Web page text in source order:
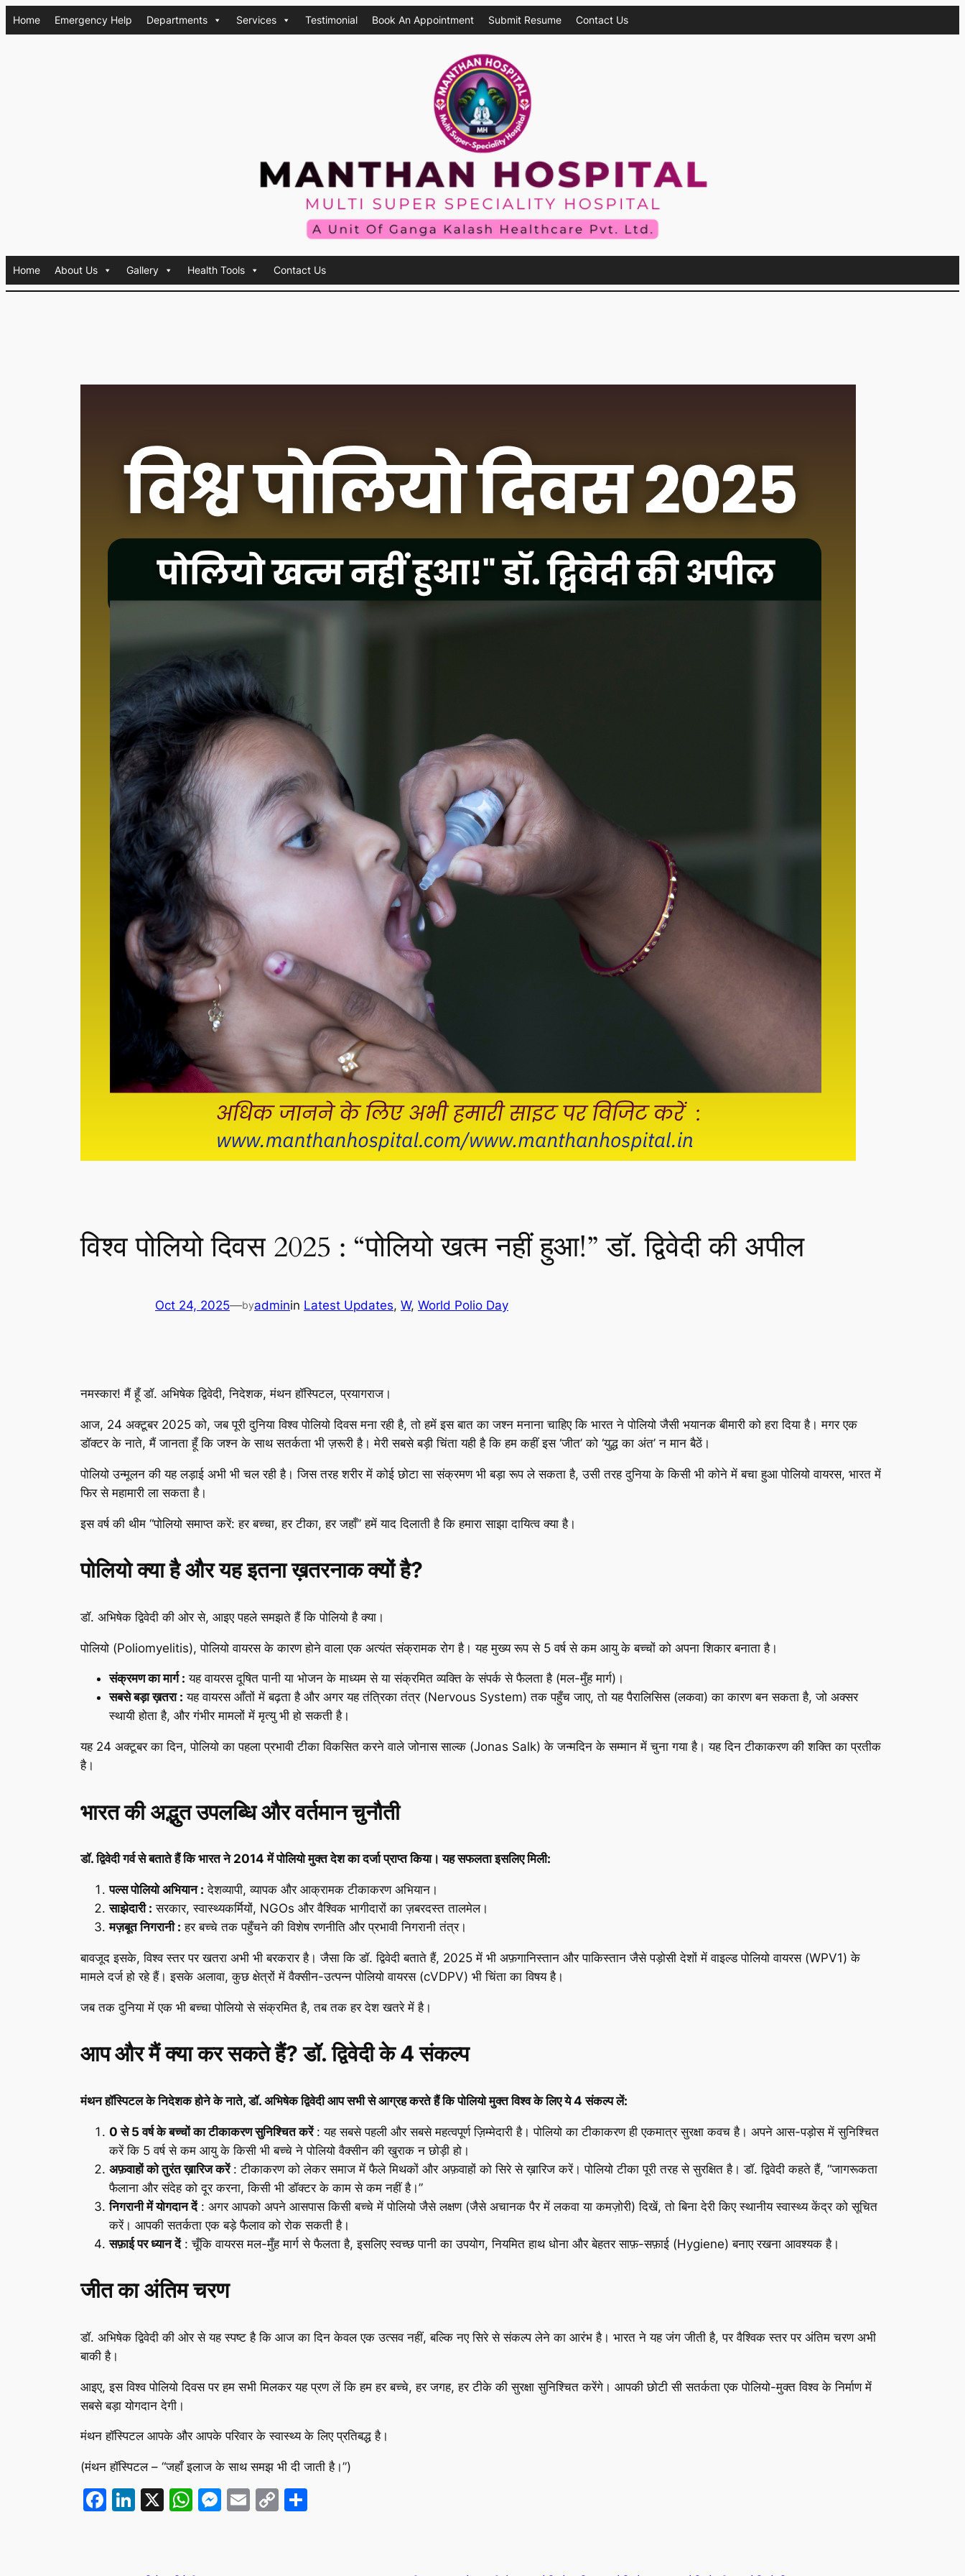
Skip
to
Home Emergency Help Departments Services Testimonial Book An Appointment Submit Resume Contact Us
Home About Us Gallery Health Tools Contact Us
विश्व पोलियो दिवस 2025 : “पोलियो खत्म नहीं हुआ!” डॉ. द्विवेदी की अपील
Oct 24, 2025—byadminin Latest Updates, W, World Polio Day
नमस्कार! मैं हूँ डॉ. अभिषेक द्विवेदी, निदेशक, मंथन हॉस्पिटल, प्रयागराज।
आज, 24 अक्टूबर 2025 को, जब पूरी दुनिया विश्व पोलियो दिवस मना रही है, तो हमें इस बात का जश्न मनाना चाहिए कि भारत ने पोलियो जैसी भयानक बीमारी को हरा दिया है। मगर एक
डॉक्टर के नाते, मैं जानता हूँ कि जश्न के साथ सतर्कता भी ज़रूरी है। मेरी सबसे बड़ी चिंता यही है कि हम कहीं इस ‘जीत’ को ‘युद्ध का अंत’ न मान बैठें।
पोलियो उन्मूलन की यह लड़ाई अभी भी चल रही है। जिस तरह शरीर में कोई छोटा सा संक्रमण भी बड़ा रूप ले सकता है, उसी तरह दुनिया के किसी भी कोने में बचा हुआ पोलियो वायरस, भारत में
फिर से महामारी ला सकता है।
इस वर्ष की थीम “पोलियो समाप्त करें: हर बच्चा, हर टीका, हर जहाँ” हमें याद दिलाती है कि हमारा साझा दायित्व क्या है।
पोलियो क्या है और यह इतना ख़तरनाक क्यों है?
डॉ. अभिषेक द्विवेदी की ओर से, आइए पहले समझते हैं कि पोलियो है क्या।
पोलियो (Poliomyelitis), पोलियो वायरस के कारण होने वाला एक अत्यंत संक्रामक रोग है। यह मुख्य रूप से 5 वर्ष से कम आयु के बच्चों को अपना शिकार बनाता है।
संक्रमण का मार्ग : यह वायरस दूषित पानी या भोजन के माध्यम से या संक्रमित व्यक्ति के संपर्क से फैलता है (मल-मुँह मार्ग)।
सबसे बड़ा ख़तरा : यह वायरस आँतों में बढ़ता है और अगर यह तंत्रिका तंत्र (Nervous System) तक पहुँच जाए, तो यह पैरालिसिस (लकवा) का कारण बन सकता है, जो अक्सर
स्थायी होता है, और गंभीर मामलों में मृत्यु भी हो सकती है।
यह 24 अक्टूबर का दिन, पोलियो का पहला प्रभावी टीका विकसित करने वाले जोनास साल्क (Jonas Salk) के जन्मदिन के सम्मान में चुना गया है। यह दिन टीकाकरण की शक्ति का प्रतीक
है।
भारत की अद्भुत उपलब्धि और वर्तमान चुनौती
डॉ. द्विवेदी गर्व से बताते हैं कि भारत ने 2014 में पोलियो मुक्त देश का दर्जा प्राप्त किया। यह सफलता इसलिए मिली:
पल्स पोलियो अभियान : देशव्यापी, व्यापक और आक्रामक टीकाकरण अभियान।
साझेदारी : सरकार, स्वास्थ्यकर्मियों, NGOs और वैश्विक भागीदारों का ज़बरदस्त तालमेल।
मज़बूत निगरानी : हर बच्चे तक पहुँचने की विशेष रणनीति और प्रभावी निगरानी तंत्र।
बावजूद इसके, विश्व स्तर पर खतरा अभी भी बरकरार है। जैसा कि डॉ. द्विवेदी बताते हैं, 2025 में भी अफ़गानिस्तान और पाकिस्तान जैसे पड़ोसी देशों में वाइल्ड पोलियो वायरस (WPV1) के
मामले दर्ज हो रहे हैं। इसके अलावा, कुछ क्षेत्रों में वैक्सीन-उत्पन्न पोलियो वायरस (cVDPV) भी चिंता का विषय है।
जब तक दुनिया में एक भी बच्चा पोलियो से संक्रमित है, तब तक हर देश खतरे में है।
आप और मैं क्या कर सकते हैं? डॉ. द्विवेदी के 4 संकल्प
मंथन हॉस्पिटल के निदेशक होने के नाते, डॉ. अभिषेक द्विवेदी आप सभी से आग्रह करते हैं कि पोलियो मुक्त विश्व के लिए ये 4 संकल्प लें:
0 से 5 वर्ष के बच्चों का टीकाकरण सुनिश्चित करें: यह सबसे पहली और सबसे महत्वपूर्ण ज़िम्मेदारी है। पोलियो का टीकाकरण ही एकमात्र सुरक्षा कवच है। अपने आस-पड़ोस में सुनिश्चित
करें कि 5 वर्ष से कम आयु के किसी भी बच्चे ने पोलियो वैक्सीन की खुराक न छोड़ी हो।
अफ़वाहों को तुरंत ख़ारिज करें: टीकाकरण को लेकर समाज में फैले मिथकों और अफ़वाहों को सिरे से ख़ारिज करें। पोलियो टीका पूरी तरह से सुरक्षित है। डॉ. द्विवेदी कहते हैं, “जागरूकता
फैलाना और संदेह को दूर करना, किसी भी डॉक्टर के काम से कम नहीं है।”
निगरानी में योगदान दें: अगर आपको अपने आसपास किसी बच्चे में पोलियो जैसे लक्षण (जैसे अचानक पैर में लकवा या कमज़ोरी) दिखें, तो बिना देरी किए स्थानीय स्वास्थ्य केंद्र को सूचित
करें। आपकी सतर्कता एक बड़े फैलाव को रोक सकती है।
सफ़ाई पर ध्यान दें: चूँकि वायरस मल-मुँह मार्ग से फैलता है, इसलिए स्वच्छ पानी का उपयोग, नियमित हाथ धोना और बेहतर साफ़-सफ़ाई (Hygiene) बनाए रखना आवश्यक है।
जीत का अंतिम चरण
डॉ. अभिषेक द्विवेदी की ओर से यह स्पष्ट है कि आज का दिन केवल एक उत्सव नहीं, बल्कि नए सिरे से संकल्प लेने का आरंभ है। भारत ने यह जंग जीती है, पर वैश्विक स्तर पर अंतिम चरण अभी
बाकी है।
आइए, इस विश्व पोलियो दिवस पर हम सभी मिलकर यह प्रण लें कि हम हर बच्चे, हर जगह, हर टीके की सुरक्षा सुनिश्चित करेंगे। आपकी छोटी सी सतर्कता एक पोलियो-मुक्त विश्व के निर्माण में
सबसे बड़ा योगदान देगी।
मंथन हॉस्पिटल आपके और आपके परिवार के स्वास्थ्य के लिए प्रतिबद्ध है।
(मंथन हॉस्पिटल – “जहाँ इलाज के साथ समझ भी दी जाती है।”)
Facebook
LinkedIn
X WhatsApp
Messenger
Email
Copy